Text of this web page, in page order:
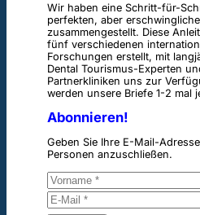
Wir haben eine Schritt-für-
perfekten, aber
zusammengestellt. Diese
fünf verschiedenen
Forschungen erstellt, mit
Dental Tourismus-Experten
Partnerkliniken uns zur
werden unsere Briefe 1-2 mal
Abonnieren!
Geben Sie Ihre E-Mail-
Personen anzuschließen.